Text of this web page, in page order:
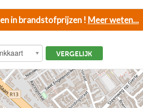
in brandstofprijzen ! Meer weten...
VERGELIJK